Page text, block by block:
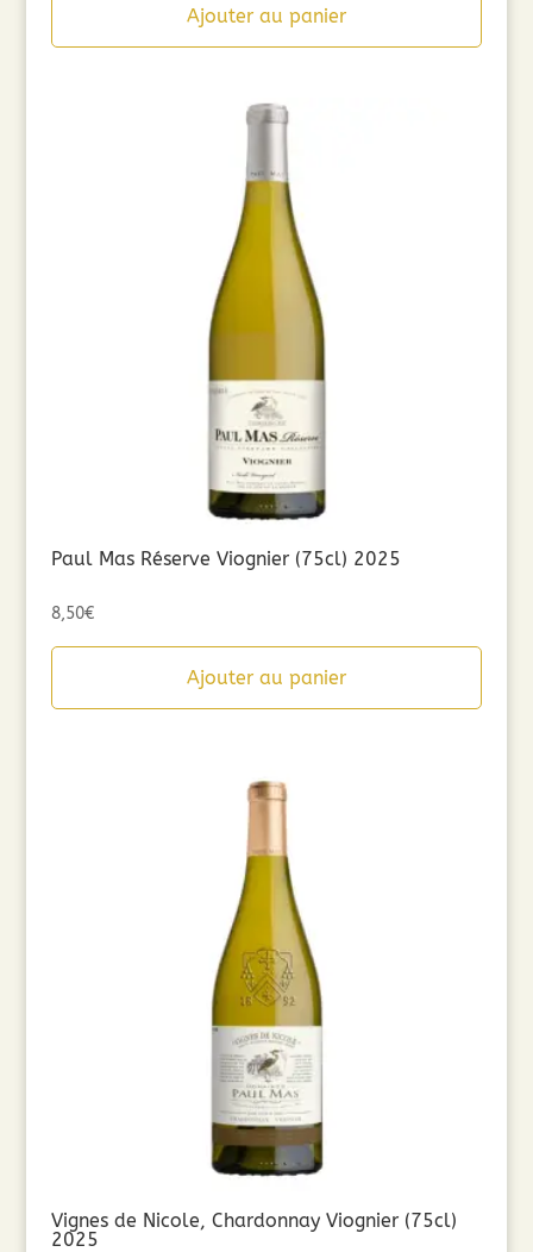
Ajouter au panier
Paul Mas Réserve Viognier (75cl) 2025
8,50€
Ajouter au panier
Vignes de Nicole, Chardonnay Viognier (75cl)
2025